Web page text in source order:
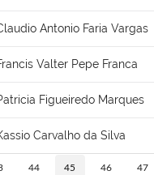
Antonio Faria Vargas
Valter Pepe Franca
Figueiredo Marques
Carvalho da Silva
44 45 46 47